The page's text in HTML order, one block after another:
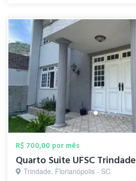
R$ 700,00 por mês
Quarto Suite UFSC Trindade
Trindade, Florianópolis - SC